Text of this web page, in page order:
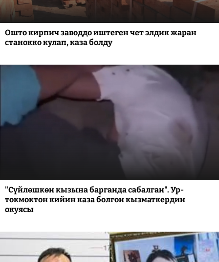
Ошто кирпич заводдо иштеген чет элдик жаран
станокко кулап, каза болду
"Сүйлөшкөн кызына барганда сабалган". Ур-
токмоктон кийин каза болгон кызматкердин
окуясы